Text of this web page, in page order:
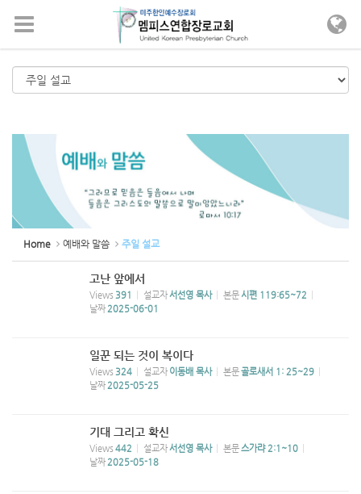
메뉴 건너뛰기
Home 예배와 말씀 주일 설교
고난 앞에서
Views 391 설교자서선영 목사 본문 시편 119:65~72
날짜 2025-06-01
일꾼 되는 것이 복이다
Views 324 설교자 이동배 목사 본문골로새서 1: 25~29
날짜 2025-05-25
기대 그리고 확신
Views 442 설교자서선영 목사 본문스가랴 2:1~10
날짜 2025-05-18